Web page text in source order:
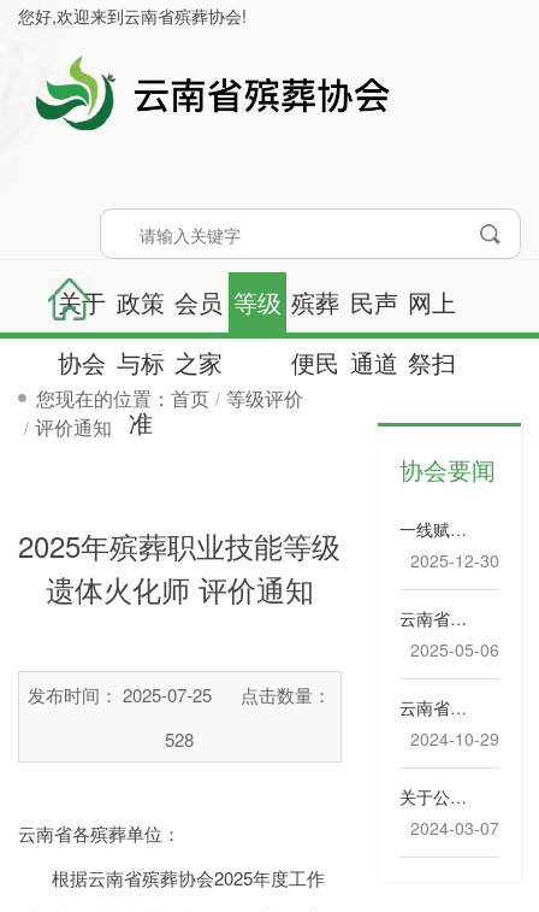
您好,欢迎来到云南省殡葬协会!
关于
协会
政策
与标
准
会员
之家
等级 殡葬
便民
民声
通道
网上
祭扫
您现在的位置：首页
等级评价
评价通知
2025年殡葬职业技能等级
遗体火化师 评价通知
发布时间： 2025-07-25
点击数量：
528
云南省各殡葬单位：
根据云南省殡葬协会2025年度工作
协会要闻
一线赋能！云南省殡葬基层岗位技能轮训首站在昭通圆满开启
2025-12-30
云南省殡葬行业职业技能等级评价工作逐步常态化
2025-05-06
云南省殡葬行业职业技能等级首轮评价工作圆满收官——2024年云南省殡葬行业殡仪服务员技能评价工作顺利组织
2024-10-29
关于公布2023年度殡葬职业技能等级认定考评合格人员名单的公告
2024-03-07